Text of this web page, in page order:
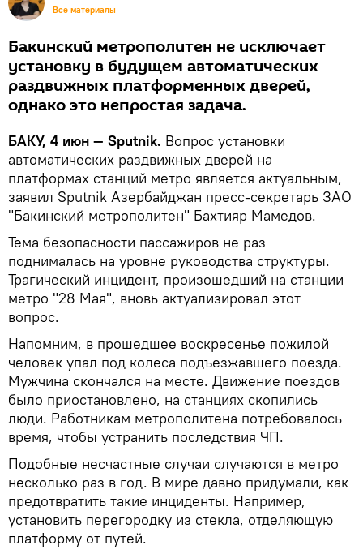
Все материалы
Бакинский метрополитен не исключает
установку в будущем автоматических
раздвижных платформенных дверей,
однако это непростая задача.
БАКУ, 4 июн — Sputnik. Вопрос установки
автоматических раздвижных дверей на
платформах станций метро является актуальным,
заявил Sputnik Азербайджан пресс-секретарь ЗАО
"Бакинский метрополитен" Бахтияр Мамедов.
Тема безопасности пассажиров не раз
поднималась на уровне руководства структуры.
Трагический инцидент, произошедший на станции
метро "28 Мая", вновь актуализировал этот
вопрос.
Напомним, в прошедшее воскресенье пожилой
человек упал под колеса подъезжавшего поезда.
Мужчина скончался на месте. Движение поездов
было приостановлено, на станциях скопились
люди. Работникам метрополитена потребовалось
время, чтобы устранить последствия ЧП.
Подобные несчастные случаи случаются в метро
несколько раз в год. В мире давно придумали, как
предотвратить такие инциденты. Например,
установить перегородку из стекла, отделяющую
платформу от путей.